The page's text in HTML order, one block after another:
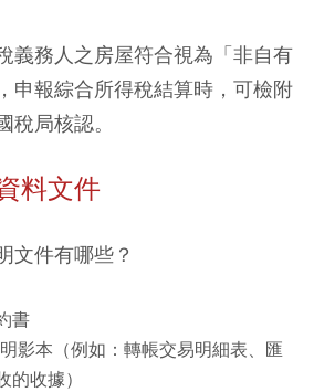
義務人之房屋符合視為「非自有
申報綜合所得稅結算時，可檢附
局核認。
料文件
文件有哪些？
書
影本（例如：轉帳交易明細表、匯
收據）